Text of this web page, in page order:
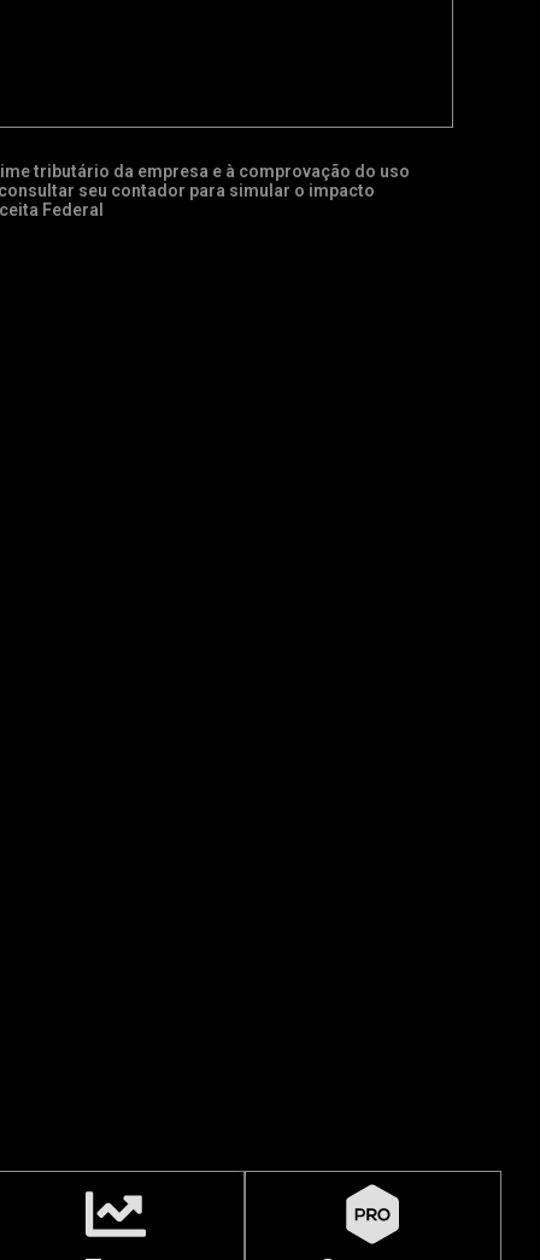
tributário da empresa e à comprovação do uso
seu contador para simular o impacto
Federal